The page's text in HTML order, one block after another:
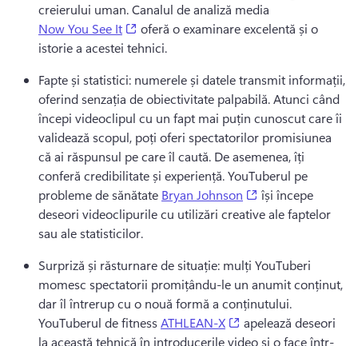
creierului uman. Canalul de analiză media
Now You See It
(opens in a new tab)
oferă o examinare excelentă și o
istorie a acestei tehnici.
Fapte și statistici: numerele și datele transmit informații,
oferind senzația de obiectivitate palpabilă. Atunci când
începi videoclipul cu un fapt mai puțin cunoscut care îi
validează scopul, poți oferi spectatorilor promisiunea
că ai răspunsul pe care îl caută. De asemenea, îți
conferă credibilitate și experiență. YouTuberul pe
probleme de sănătate Bryan Johnson (opens in a new
își începe
deseori videoclipurile cu utilizări creative ale faptelor
sau ale statisticilor.
Surpriză și răsturnare de situație: mulți YouTuberi
momesc spectatorii promițându-le un anumit conținut,
YouTuberul de fitness ATHLEAN-X (opens in a new tab)
apelează deseori
la această tehnică în introducerile video și o face într-